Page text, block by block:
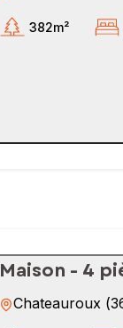
382m²
Maison - 4
Chateauroux (